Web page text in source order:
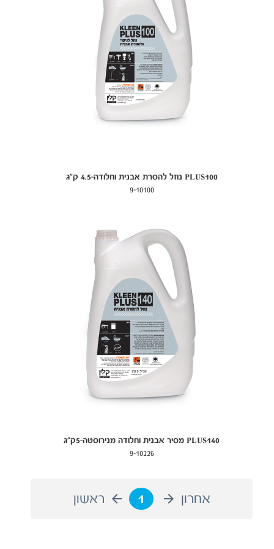
PLUS100 נוזל להסרת אבנית וחלודה-4.5 ק"ג
9-10100
PLUS140 מסיר אבנית וחלודה מנירוסטה-5ק"ג
9-10226
ראשון 1 אחרון